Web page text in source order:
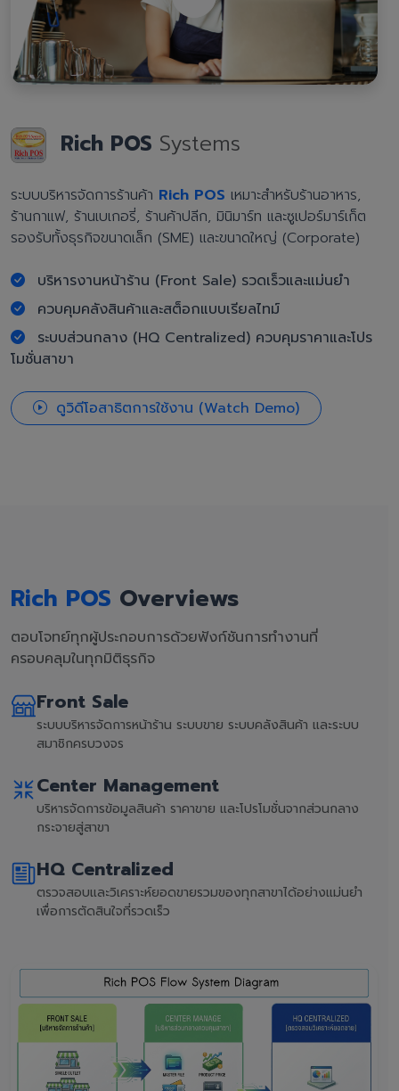
Rich POS Systems
ระบบบริหารจัดการร้านค้า Rich POS เหมาะสำหรับร้านอาหาร,
ร้านกาแฟ, ร้านเบเกอรี่, ร้านค้าปลีก, มินิมาร์ท และซูเปอร์มาร์เก็ต
รองรับทั้งธุรกิจขนาดเล็ก (SME) และขนาดใหญ่ (Corporate)
บริหารงานหน้าร้าน (Front Sale) รวดเร็วและแม่นยำ
ควบคุมคลังสินค้าและสต็อกแบบเรียลไทม์
ระบบส่วนกลาง (HQ Centralized) ควบคุมราคาและโปร
โมชั่นสาขา
ดูวิดีโอสาธิตการใช้งาน (Watch Demo)
Rich POS Overviews
ตอบโจทย์ทุกผู้ประกอบการด้วยฟังก์ชันการทำงานที่
ครอบคลุมในทุกมิติธุรกิจ
Front Sale
ระบบบริหารจัดการหน้าร้าน ระบบขาย ระบบคลังสินค้า และระบบ
สมาชิกครบวงจร
Center Management
บริหารจัดการข้อมูลสินค้า ราคาขาย และโปรโมชั่นจากส่วนกลาง
กระจายสู่สาขา
HQ Centralized
ตรวจสอบและวิเคราะห์ยอดขายรวมของทุกสาขาได้อย่างแม่นยำ
เพื่อการตัดสินใจที่รวดเร็ว